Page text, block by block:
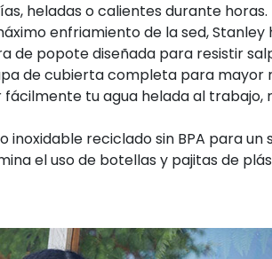
heladas o calientes durante horas.
enfriamiento de la sed, Stanley
de popote diseñada para resistir
de cubierta completa para mayor
tu agua helada al trabajo,
reciclado sin BPA para un
el uso de botellas y pajitas de